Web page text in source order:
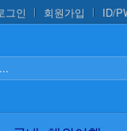
그인
회원가입 ID/